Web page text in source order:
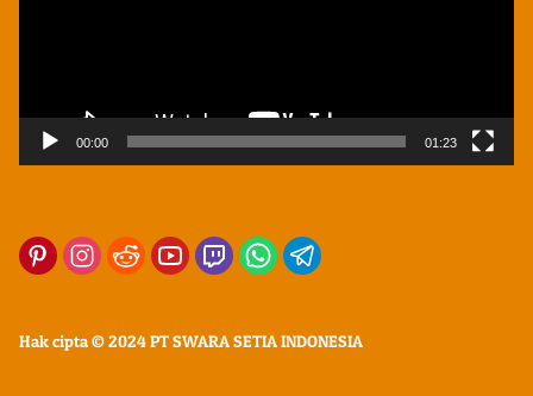
00:00 01:23
Hak cipta © 2024 PT SWARA SETIA INDONESIA